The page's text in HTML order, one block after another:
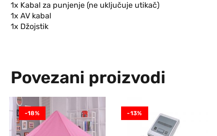
1x Kabal za punjenje (ne uključuje utikač)
1x AV kabal
1x Džojstik
Povezani proizvodi
-18% -13%